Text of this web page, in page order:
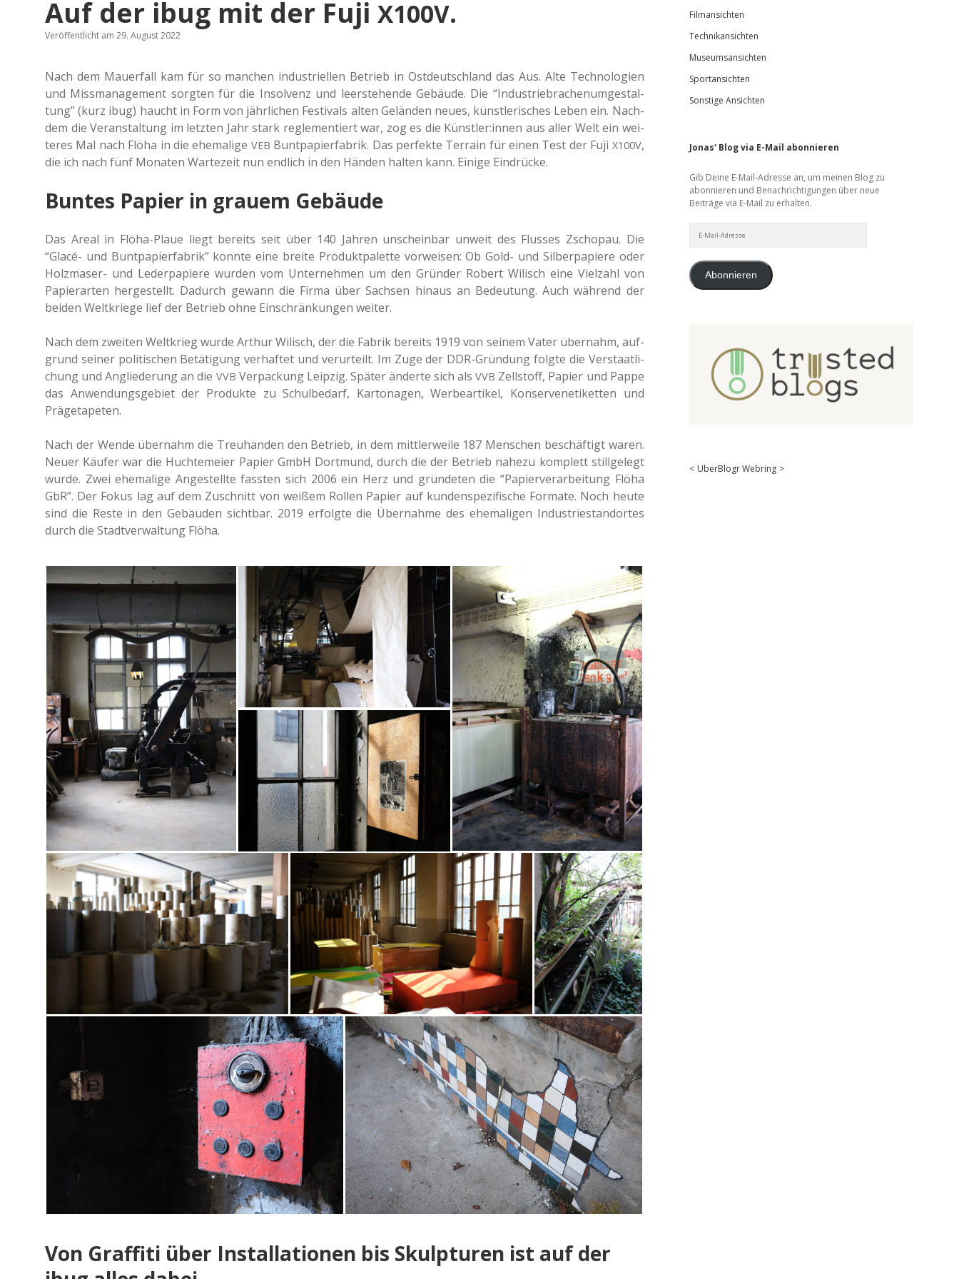
Auf der ibug mit der Fuji X100V.
Veröffentlicht am 29. August 2022
Nach dem Mau­er­fall kam für so man­chen indus­tri­el­len Betrieb in Ost­deutsch­land das Aus. Alte Tech­no­lo­gien
und Miss­ma­nage­ment sorg­ten für die Insol­venz und leer­ste­hen­de Gebäu­de. Die “Indus­trie­bra­chen­um­ge­stal­
tung” (kurz ibug) haucht in Form von jähr­li­chen Fes­ti­vals alten Gelän­den neues, künst­le­ri­sches Leben ein. Nach­
dem die Ver­an­stal­tung im letz­ten Jahr stark regle­men­tiert war, zog es die Künstler:innen aus aller Welt ein wei­
te­res Mal nach Flöha in die ehe­ma­li­ge VEB Bunt­pa­pier­fa­brik. Das per­fek­te Ter­rain für einen Test der Fuji X100V,
die ich nach fünf Mona­ten War­te­zeit nun end­lich in den Händen halten kann. Einige Eindrücke.
Buntes Papier in grauem Gebäude
Das Areal in Flöha-Plaue liegt bereits seit über 140 Jahren unschein­bar unweit des Flus­ses Zscho­pau. Die
“Glacé- und Bunt­pa­pier­fa­brik” konnte eine breite Pro­dukt­pa­let­te vor­wei­sen: Ob Gold- und Sil­ber­pa­pie­re oder
Holz­ma­ser- und Leder­pa­pie­re wurden vom Unter­neh­men um den Grün­der Robert Wilisch eine Viel­zahl von
Papier­ar­ten her­ge­stellt. Dadurch gewann die Firma über Sach­sen hinaus an Bedeu­tung. Auch wäh­rend der
beiden Welt­krie­ge lief der Betrieb ohne Ein­schrän­kun­gen weiter.
Nach dem zwei­ten Welt­krieg wurde Arthur Wilisch, der die Fabrik bereits 1919 von seinem Vater über­nahm, auf­
grund seiner poli­ti­schen Betä­ti­gung ver­haf­tet und ver­ur­teilt. Im Zuge der DDR-Grün­dung folgte die Ver­staat­li­
chung und Anglie­de­rung an die VVB Ver­pa­ckung Leip­zig. Später änder­te sich alsVVB Zell­stoff, Papier und Pappe
das Anwen­dungs­ge­biet der Pro­duk­te zu Schul­be­darf, Kar­to­na­gen, Wer­be­ar­ti­kel, Kon­ser­ven­e­ti­ket­ten und
Prägetapeten.
Nach der Wende über­nahm die Treu­han­den den Betrieb, in dem mitt­ler­wei­le 187 Men­schen beschäf­tigt waren.
Neuer Käufer war die Huch­tem­ei­er Papier GmbH Dort­mund, durch die der Betrieb nahezu kom­plett still­ge­legt
wurde. Zwei ehe­ma­li­ge Ange­stell­te fass­ten sich 2006 ein Herz und grün­de­ten die “Papier­ver­ar­bei­tung Flöha
GbR”. Der Fokus lag auf dem Zuschnitt von weißem Rollen Papier auf kun­den­spe­zi­fi­sche For­ma­te. Noch heute
sind die Reste in den Gebäu­den sicht­bar. 2019 erfolg­te die Über­nah­me des ehe­ma­li­gen Indus­trie­stand­or­tes
durch die Stadt­ver­wal­tung Flöha.
Von Graffiti über Installationen bis Skulpturen ist auf der
Filmansichten
Technikansichten
Museumsansichten
Sportansichten
Sonstige Ansichten
Jonas' Blog via E-Mail abonnieren
Gib Deine E-Mail-Adresse an, um meinen Blog zu
abonnieren und Benachrichtigungen über neue
Beiträge via E-Mail zu erhalten.
Mail-
Abonnieren
< UberBlogr Webring >